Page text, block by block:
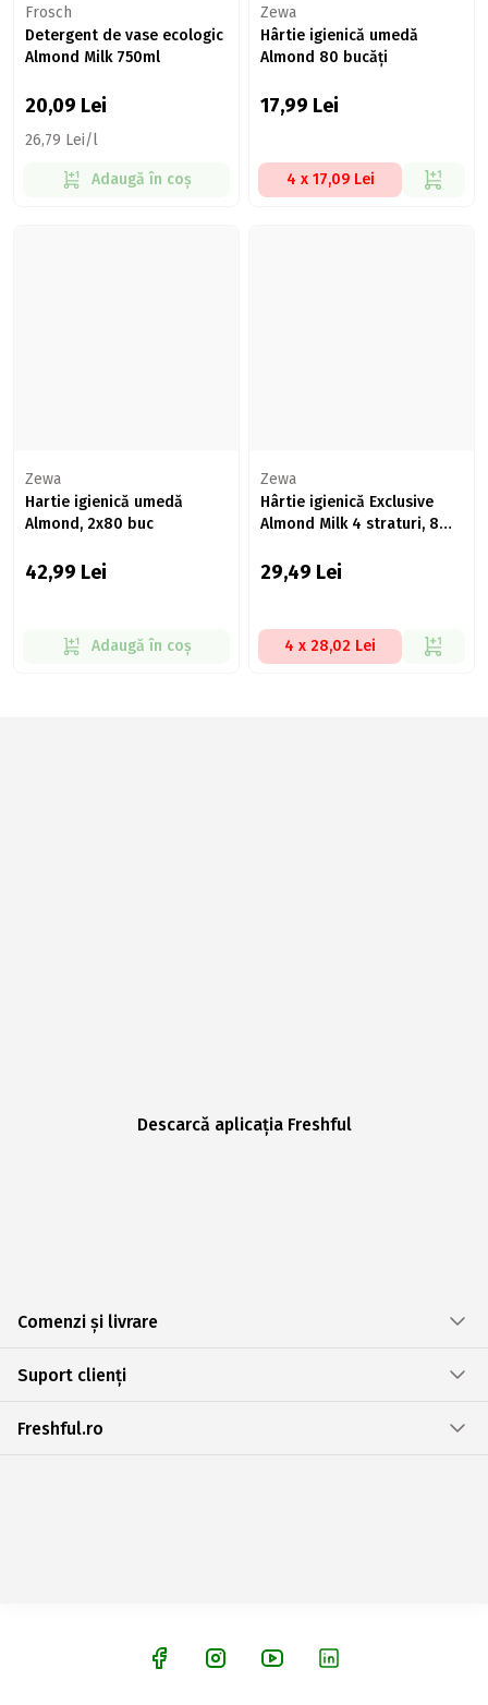
Frosch
Detergent de vase ecologic
Almond Milk 750ml
20,09 Lei
26,79 Lei/l
Adaugă în coș
Zewa
Hârtie igienică umedă
Almond 80 bucăți
17,99 Lei
4 x 17,09 Lei
Zewa
Hartie igienică umedă
Almond, 2x80 buc
42,99 Lei
Adaugă în coș
Zewa
Hârtie igienică Exclusive
Almond Milk 4 straturi, 8
29,49 Lei
4 x 28,02 Lei
Descarcă aplicația Freshful
Comenzi și livrare
Suport clienți
Freshful.ro